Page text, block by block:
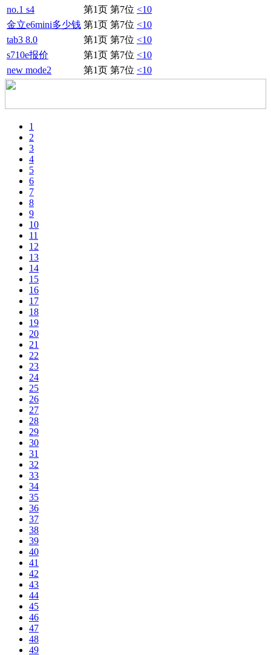
no.1 s4
第1页 第7位 <10
金立e6mini多少钱 第1页 第7位 <10
tab3 8.0
第1页 第7位 <10
s710e报价
第1页 第7位 <10
new mode2
第1页 第7位 <10
1
2
3
4
5
6
7
8
9
10
11
12
13
14
15
16
17
18
19
20
21
22
23
24
25
26
27
28
29
30
31
32
33
34
35
36
37
38
39
40
41
42
43
44
45
46
47
48
49